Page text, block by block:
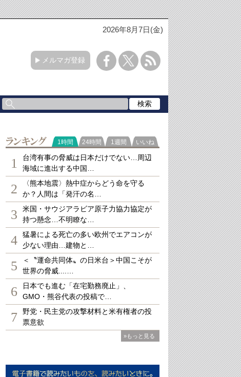
2026年8月7日(金)
メルマガ登録
ランキング
1時間 24時間 1週間 いいね
1
台湾有事の脅威は日本だけでない…周辺
海域に進出する中国…
2
〈熊本地震〉熱中症からどう命を守る
か？人間は「発汗の名…
3
米国・サウジアラビア原子力協力協定が
持つ懸念…不明瞭な…
4
猛暑による死亡の多い欧州でエアコンが
少ない理由…建物と…
5
＜〝運命共同体〟の日米台＞中国こそが
世界の脅威....…
6
日本でも進む「在宅勤務廃止」、
GMO・熊谷代表の投稿で…
7
野党・民主党の攻撃材料と米有権者の投
票意欲
»もっと見る